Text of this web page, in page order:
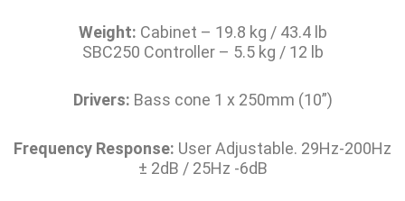
Weight: Cabinet – 19.8 kg / 43.4 lb
SBC250 Controller – 5.5 kg / 12 lb
Drivers: Bass cone 1 x 250mm (10”)
Frequency Response: User Adjustable. 29Hz-200Hz
± 2dB / 25Hz -6dB